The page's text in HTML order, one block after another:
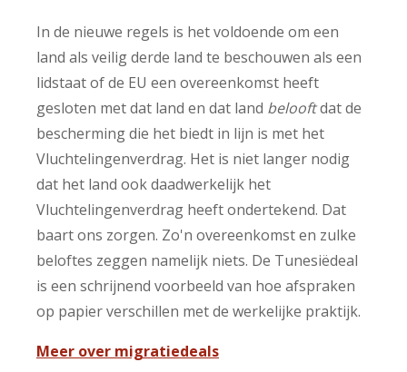
In de nieuwe regels is het voldoende om een
land als veilig derde land te beschouwen als een
lidstaat of de EU een overeenkomst heeft
gesloten met dat land en dat land belooftdat de
bescherming die het biedt in lijn is met het
Vluchtelingenverdrag. Het is niet langer nodig
dat het land ook daadwerkelijk het
Vluchtelingenverdrag heeft ondertekend. Dat
baart ons zorgen. Zo'n overeenkomst en zulke
beloftes zeggen namelijk niets. De Tunesiëdeal
is een schrijnend voorbeeld van hoe afspraken
op papier verschillen met de werkelijke praktijk.
Meer over migratiedeals